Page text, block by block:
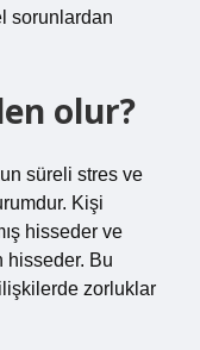
sorunlardan
olur?
süreli stres ve
Kişi
hisseder ve
hisseder. Bu
zorluklar